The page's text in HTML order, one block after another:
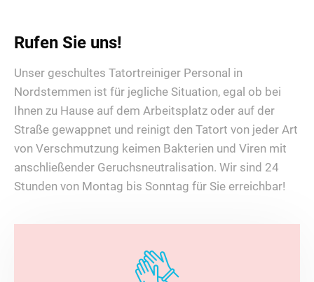
Rufen Sie uns!
Unser geschultes Tatortreiniger Personal in
Nordstemmen ist für jegliche Situation, egal ob bei
Ihnen zu Hause auf dem Arbeitsplatz oder auf der
Straße gewappnet und reinigt den Tatort von jeder Art
von Verschmutzung keimen Bakterien und Viren mit
anschließender Geruchsneutralisation. Wir sind 24
Stunden von Montag bis Sonntag für Sie erreichbar!